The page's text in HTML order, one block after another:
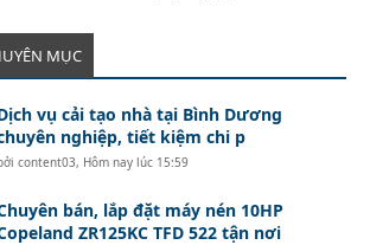
MỤC
vụ cải tạo nhà tại Bình Dương
nghiệp, tiết kiệm chi p
content03, Hôm nay lúc 15:59
bán, lắp đặt máy nén 10HP
ZR125KC TFD 522 tận nơi